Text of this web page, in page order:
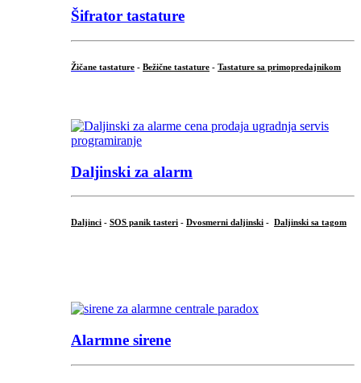
Šifrator tastature
Žičane tastature - Bežične tastature - Tastature sa primopredajnikom
Daljinski za alarm
Daljinci - SOS panik tasteri - Dvosmerni daljinski - Daljinski sa tagom
Alarmne sirene